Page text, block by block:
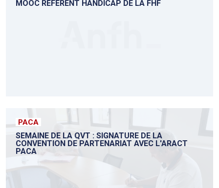
MOOC RÉFÉRENT HANDICAP DE LA FHF
PACA
SEMAINE DE LA QVT : SIGNATURE DE LA
CONVENTION DE PARTENARIAT AVEC L'ARACT
PACA